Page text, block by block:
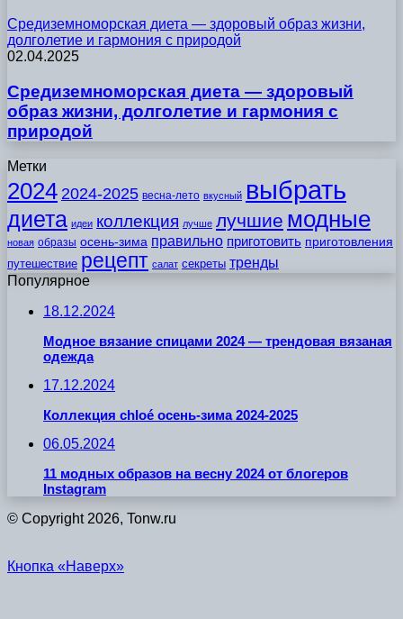
Средиземноморская диета — здоровый образ жизни,
долголетие и гармония с природой
02.04.2025
Средиземноморская диета — здоровый
образ жизни, долголетие и гармония с
природой
Метки
2024 2024-2025 весна-лето вкусный выбрать
диета идеи коллекция лучше лучшие модные
новая образы осень-зима правильно приготовить приготовления
путешествие рецепт салат секреты тренды
Популярное
18.12.2024
Модное вязание спицами 2024 — трендовая вязаная
одежда
17.12.2024
Коллекция chloé осень-зима 2024-2025
06.05.2024
11 модных образов на весну 2024 от блогеров
Instagram
© Copyright 2026, Tonw.ru
Кнопка «Наверх»